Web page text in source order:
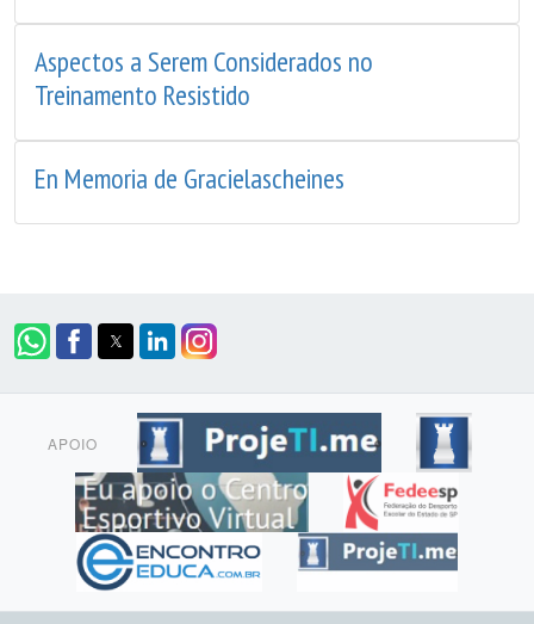
Aspectos a Serem Considerados no
Treinamento Resistido
En Memoria de Gracielascheines
APOIO